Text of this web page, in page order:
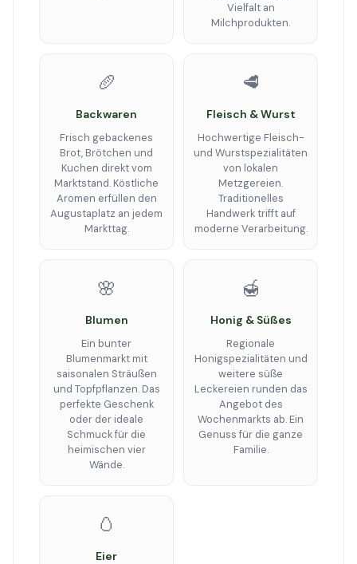
Vielfalt an
Milchprodukten.
🥖
Backwaren
Frisch gebackenes
Brot, Brötchen und
Kuchen direkt vom
Marktstand. Köstliche
Aromen erfüllen den
Augustaplatz an jedem
Markttag.
🥩
Fleisch & Wurst
Hochwertige Fleisch-
und Wurstspezialitäten
von lokalen
Metzgereien.
Traditionelles
Handwerk trifft auf
moderne Verarbeitung.
🌸
Blumen
Ein bunter
Blumenmarkt mit
saisonalen Sträußen
und Topfpflanzen. Das
perfekte Geschenk
oder der ideale
Schmuck für die
heimischen vier
Wände.
🍯
Honig & Süßes
Regionale
Honigspezialitäten und
weitere süße
Leckereien runden das
Angebot des
Wochenmarkts ab. Ein
Genuss für die ganze
Familie.
🥚
Eier